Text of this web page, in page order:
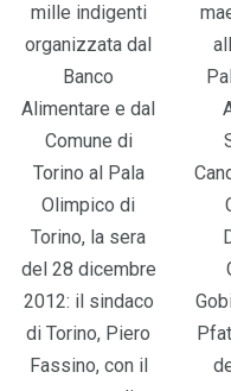
mille indigenti
organizzata dal
Banco
Alimentare e dal
Comune di
Torino al Pala
Olimpico di
Torino, la sera
del 28 dicembre
2012: il sindaco
di Torino, Piero
Fassino, con il